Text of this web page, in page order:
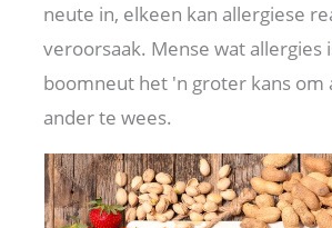
neute in, elkeen kan allergiese
veroorsaak. Mense wat allergies
boomneut het 'n groter kans om
ander te wees.